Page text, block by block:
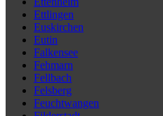
Ettlingen
Euskirchen
Eutin
Falkensee
Fehmarn
Fellbach
Felsberg
Feuchtwangen